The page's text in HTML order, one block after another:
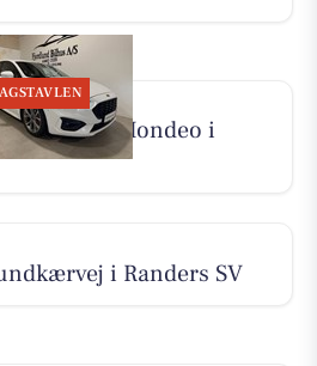
Ford Mondeo i
i Randers SV